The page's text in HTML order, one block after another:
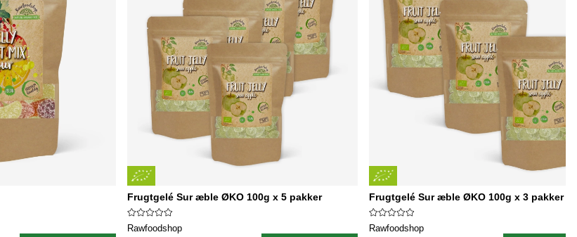
Frugtgelé Sur æble ØKO 100g x 5 pakker
Rawfoodshop
Frugtgelé Sur æble ØKO 100g x 3 pakker
Rawfoodshop